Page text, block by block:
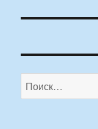
Искать: